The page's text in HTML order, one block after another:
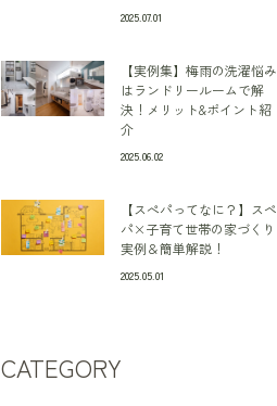
2025.07.01
【実例集】梅雨の洗濯悩み
はランドリールームで解
決！メリット&ポイント紹
介
2025.06.02
【スぺパってなに？】スペ
パ×子育て世帯の家づくり
実例＆簡単解説！
2025.05.01
CATEGORY